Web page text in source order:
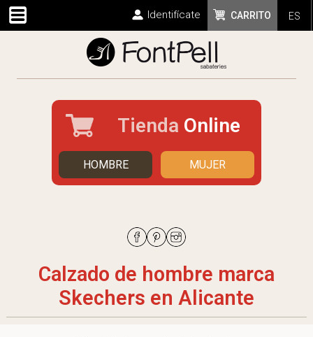
ES
CARRITO
Identifícate
Tienda Online
HOMBRE MUJER
Calzado de hombre marca
Skechers en Alicante